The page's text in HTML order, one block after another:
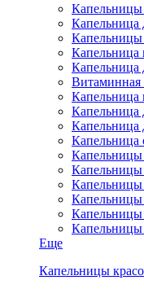
Капельница
Капельницы
Капельница
Капельница
Витаминная
Капельница
Капельница
Капельница
Капельница
Капельницы
Капельницы
Капельницы
Капельницы
Капельницы
Еще
Капельницы